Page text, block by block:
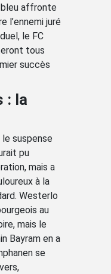
bleu affronte
l’ennemi juré
le FC
tous
succès
: la
suspense
pu
mais a
à la
Westerlo
au
mais le
Bayram en a
se